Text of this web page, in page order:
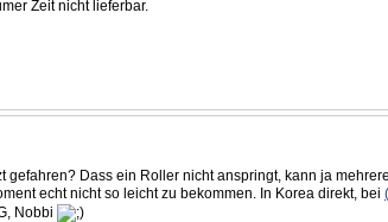
Zeit nicht lieferbar.
Dass ein Roller nicht anspringt, kann ja
echt nicht so leicht zu bekommen. In Korea direkt, bei
Nobbi